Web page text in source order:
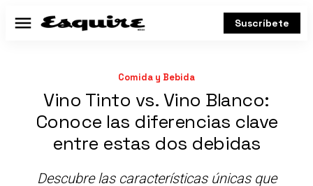
Menú Suscríbete
Comida y Bebida
Vino Tinto vs. Vino Blanco:
Conoce las diferencias clave
entre estas dos debidas
Descubre las características únicas que